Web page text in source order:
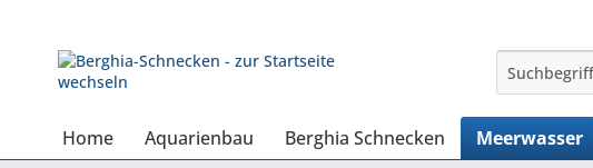
Home Aquarienbau Berghia Schnecken Meerwasser